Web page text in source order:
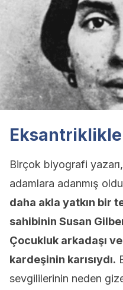
Birçok biyografi
adamlara adanmış
daha akla yatkın bir
sahibinin Susan
Çocukluk arkadaşı
kardeşinin karısıydı.
sevgililerinin neden